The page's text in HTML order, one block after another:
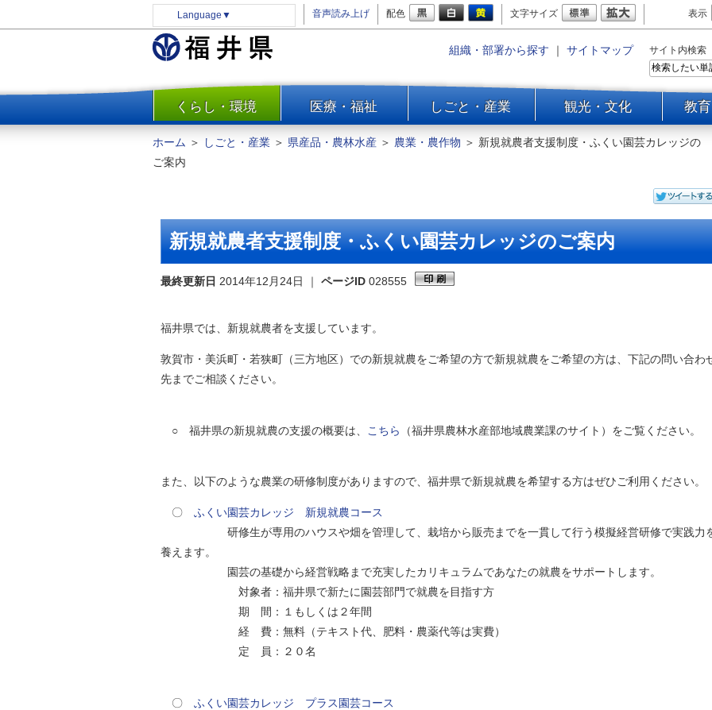
Language ▼ 音声読み上げ 配色 文字サイズ 表示
組織・部署から探す ｜ サイトマップ サイト内検索
一覧
くらし・環境 医療・福祉 しごと・産業 観光・文化 教
防災
安全安心
住まい・土地
環境問題・廃棄物対策・リサ
交通・道路
自然
ホーム ＞ しごと・産業 ＞ 県産品・農林水産 ＞ 農業・農作物 ＞ 新規就農者支援制度・ふくい園芸カレッジの
ご案内
新規就農者支援制度・ふくい園芸カレッジのご案内
最終更新日 2014年12月24日 ｜ ページID 028555
福井県では、新規就農者を支援しています。
敦賀市・美浜町・若狭町（三方地区）での新規就農をご希望の方で新規就農をご希望の方は、下記の問い合わ
先までご相談ください。
○ 福井県の新規就農の支援の概要は、 こちら （福井県農林水産部地域農業課のサイト）をご覧ください。
また、以下のような農業の研修制度がありますので、福井県で新規就農を希望する方はぜひご利用ください。
〇 ふくい園芸カレッジ 新規就農コース
研修生が専用のハウスや畑を管理して、栽培から販売までを一貫して行う模擬経営研修で実践力
養えます。
園芸の基礎から経営戦略まで充実したカリキュラムであなたの就農をサポートします。
対象者：福井県で新たに園芸部門で就農を目指す方
期 間：１もしくは２年間
経 費：無料（テキスト代、肥料・農薬代等は実費）
定 員：２０名
〇 ふくい園芸カレッジ プラス園芸コース